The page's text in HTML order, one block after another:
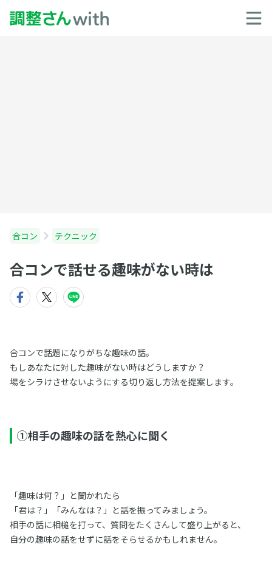
合コン テクニック
合コンで話せる趣味がない時は
合コンで話題になりがちな趣味の話。
もしあなたに対した趣味がない時はどうしますか？
場をシラけさせないようにする切り返し方法を提案します。
①相手の趣味の話を熱心に聞く
「趣味は何？」と聞かれたら
「君は？」「みんなは？」と話を振ってみましょう。
相手の話に相槌を打って、質問をたくさんして盛り上がると、
自分の趣味の話をせずに話をそらせるかもしれません。